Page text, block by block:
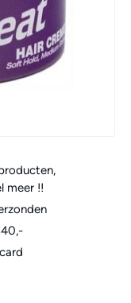
meer !!